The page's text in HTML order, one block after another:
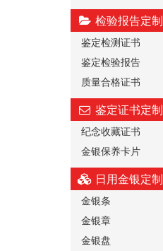
检验报告定制
鉴定检测证书
鉴定检验报告
质量合格证书
鉴定证书定制
纪念收藏证书
金银保养卡片
日用金银定制
金银条
金银章
金银盘